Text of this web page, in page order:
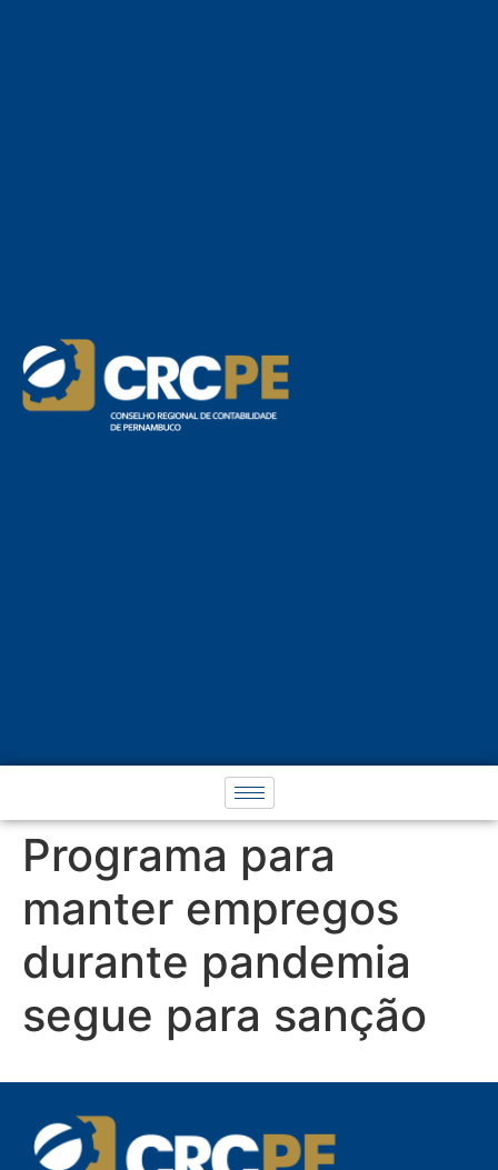
Programa para
manter empregos
durante pandemia
segue para sanção